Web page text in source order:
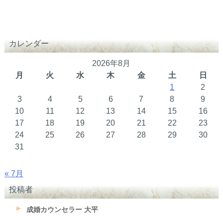
カレンダー
2026年8月
月
火 水 木 金 土
日
1
2
3
4 5 6 7 8
9
10
11 12 13 14 15
16
17
18 19 20 21 22
23
24
25 26 27 28 29
30
31
« 7月
投稿者
成婚カウンセラー 大平